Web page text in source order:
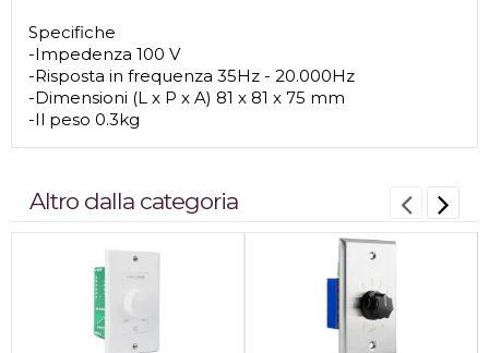
Specifiche
-Impedenza 100 V
-Risposta in frequenza 35Hz - 20.000Hz
-Dimensioni (L x P x A) 81 x 81 x 75 mm
-Il peso 0.3kg
Altro dalla categoria